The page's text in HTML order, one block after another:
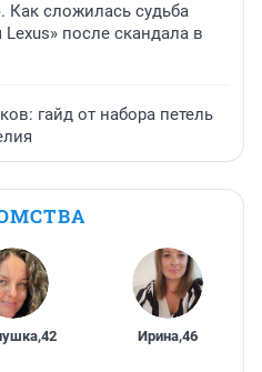
Как сложилась судьба
после скандала в
гайд от набора петель
,42 Ирина,46